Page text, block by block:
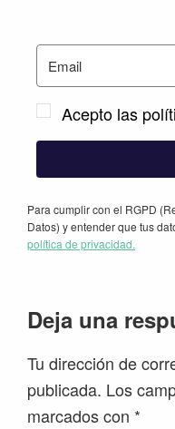
Acepto las
Para cumplir con el RGPD
Datos) y entender que tus
política de privacidad.
Interacciones
los
lectores
Deja una
Tu dirección de
publicada. Los
marcados con *